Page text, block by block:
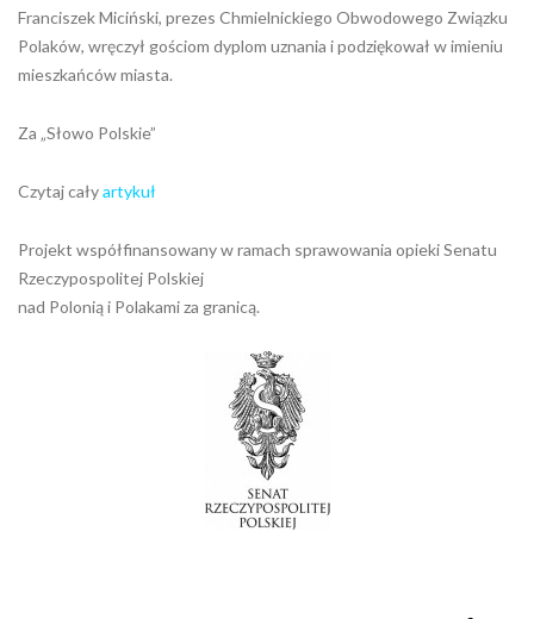
Franciszek Miciński, prezes Chmielnickiego Obwodowego Związku
Polaków, wręczył gościom dyplom uznania i podziękował w imieniu
mieszkańców miasta.
Za „Słowo Polskie”
Czytaj całyartykuł
Projekt współfinansowany w ramach sprawowania opieki Senatu
Rzeczypospolitej Polskiej
nad Polonią i Polakami za granicą.